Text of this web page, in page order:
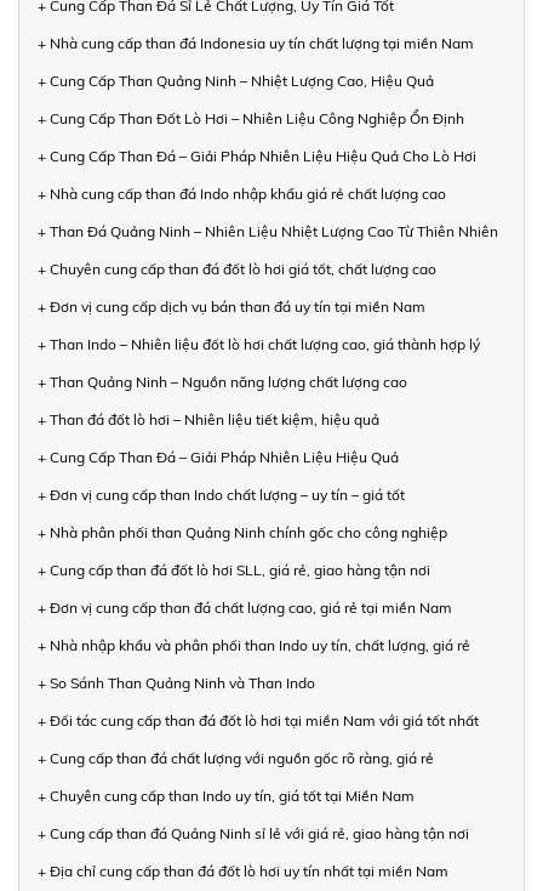
+ Cung Cấp Than Đá Sỉ Lẻ Chất Lượng, Uy Tín Giá Tốt
+ Nhà cung cấp than đá Indonesia uy tín chất lượng tại miền Nam
+ Cung Cấp Than Quảng Ninh – Nhiệt Lượng Cao, Hiệu Quả
+ Cung Cấp Than Đốt Lò Hơi – Nhiên Liệu Công Nghiệp Ổn Định
+ Cung Cấp Than Đá – Giải Pháp Nhiên Liệu Hiệu Quả Cho Lò Hơi
+ Nhà cung cấp than đá Indo nhập khẩu giá rẻ chất lượng cao
+ Than Đá Quảng Ninh – Nhiên Liệu Nhiệt Lượng Cao Từ Thiên Nhiên
+ Chuyên cung cấp than đá đốt lò hơi giá tốt, chất lượng cao
+ Đơn vị cung cấp dịch vụ bán than đá uy tín tại miền Nam
+ Than Indo – Nhiên liệu đốt lò hơi chất lượng cao, giá thành hợp lý
+ Than Quảng Ninh – Nguồn năng lượng chất lượng cao
+ Than đá đốt lò hơi – Nhiên liệu tiết kiệm, hiệu quả
+ Cung Cấp Than Đá – Giải Pháp Nhiên Liệu Hiệu Quả
+ Đơn vị cung cấp than Indo chất lượng – uy tín – giá tốt
+ Nhà phân phối than Quảng Ninh chính gốc cho công nghiệp
+ Cung cấp than đá đốt lò hơi SLL, giá rẻ, giao hàng tận nơi
+ Đơn vị cung cấp than đá chất lượng cao, giá rẻ tại miền Nam
+ Nhà nhập khẩu và phân phối than Indo uy tín, chất lượng, giá rẻ
+ So Sánh Than Quảng Ninh và Than Indo
+ Đối tác cung cấp than đá đốt lò hơi tại miền Nam với giá tốt nhất
+ Cung cấp than đá chất lượng với nguồn gốc rõ ràng, giá rẻ
+ Chuyên cung cấp than Indo uy tín, giá tốt tại Miền Nam
+ Cung cấp than đá Quảng Ninh sỉ lẻ với giá rẻ, giao hàng tận nơi
+ Địa chỉ cung cấp than đá đốt lò hơi uy tín nhất tại miền Nam